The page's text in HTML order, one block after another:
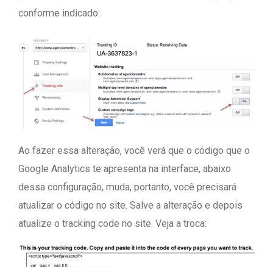
conforme indicado:
Ao fazer essa alteração, você verá que o código que o
Google Analytics te apresenta na interface, abaixo
dessa configuração, muda, portanto, você precisará
atualizar o código no site. Salve a alteração e depois
atualize o tracking code no site. Veja a troca: